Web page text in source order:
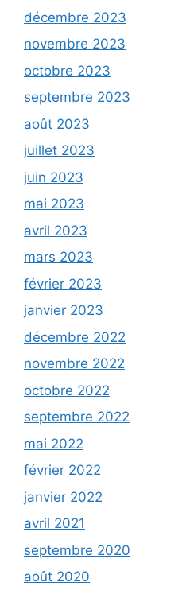
décembre 2023
novembre 2023
octobre 2023
septembre 2023
août 2023
juillet 2023
juin 2023
mai 2023
avril 2023
mars 2023
février 2023
janvier 2023
décembre 2022
novembre 2022
octobre 2022
septembre 2022
mai 2022
février 2022
janvier 2022
avril 2021
septembre 2020
août 2020